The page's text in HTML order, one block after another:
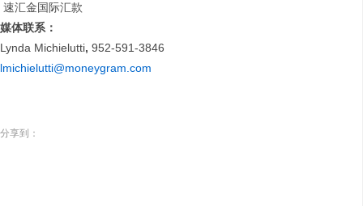
速汇金国际汇款
媒体联系：
Lynda Michielutti, 952-591-3846
lmichielutti@moneygram.com
分享到：